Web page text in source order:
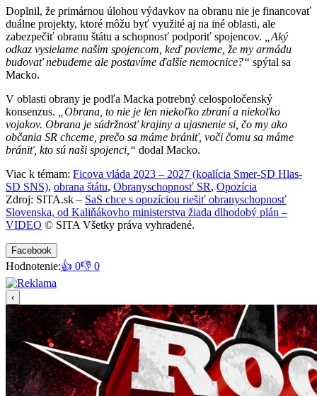
Doplnil, že primárnou úlohou výdavkov na obranu nie je financovať
duálne projekty, ktoré môžu byť využité aj na iné oblasti, ale
zabezpečiť obranu štátu a schopnosť podporiť spojencov.
„Aký
odkaz vysielame našim spojencom, keď povieme, že my armádu
budovať nebudeme ale postavíme ďalšie nemocnice?“ spýtal sa
Macko.
V oblasti obrany je podľa Macka potrebný celospoločenský
konsenzus.
„Obrana, to nie je len niekoľko zbraní a niekoľko
vojakov. Obrana je súdržnosť krajiny a ujasnenie si, čo my ako
občania SR chceme, prečo sa máme brániť, voči čomu sa máme
brániť, kto sú naši spojenci,“ dodal Macko.
Viac k témam: Ficova vláda 2023 – 2027 (koalícia Smer-SD Hlas-
SD SNS), obrana štátu, Obranyschopnosť SR, Opozícia
Zdroj: SITA.sk – SaS chce s opozíciou riešiť obranyschopnosť
Slovenska, od Kaliňákovho ministerstva žiada dlhodobý plán –
VIDEO © SITA Všetky práva vyhradené.
Facebook
Hodnotenie:👍 0👎 0
‹